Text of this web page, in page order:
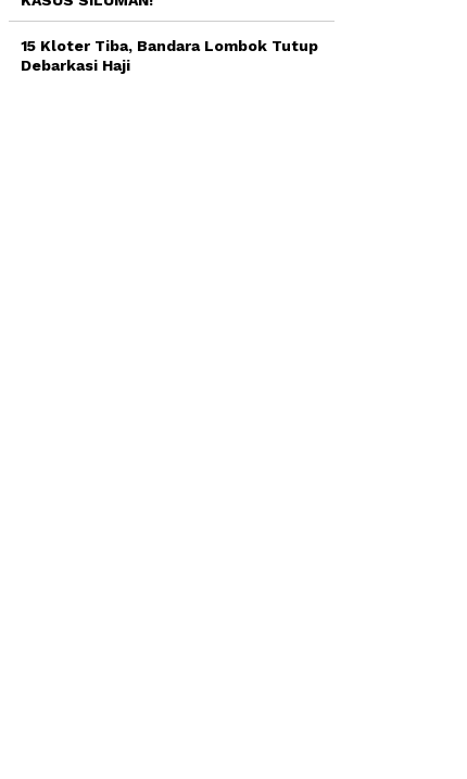
15 Kloter Tiba, Bandara Lombok Tutup
Debarkasi Haji